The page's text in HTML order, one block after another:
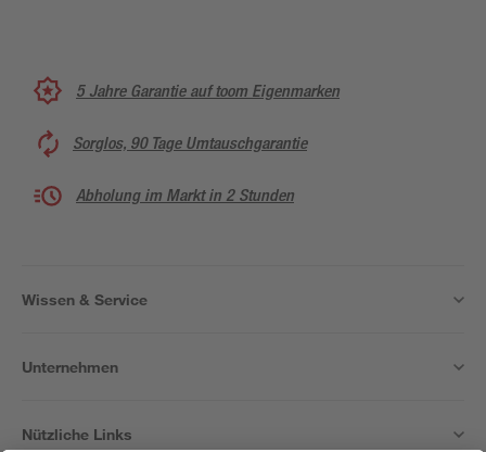
5 Jahre Garantie auf toom Eigenmarken
Sorglos, 90 Tage Umtauschgarantie
Abholung im Markt in 2 Stunden
Wissen & Service
Unternehmen
Nützliche Links